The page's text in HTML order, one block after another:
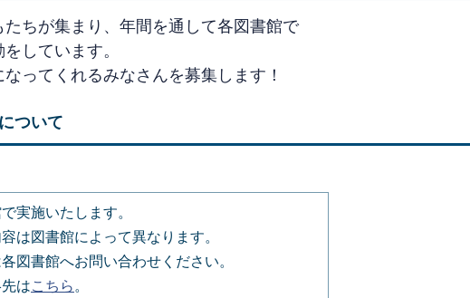
子どもたちが集まり、年間を通して各図書館で
しています。
ってくれるみなさんを募集します！
ついて
実施いたします。
は図書館によって異なります。
図書館へお問い合わせください。
はこちら 。